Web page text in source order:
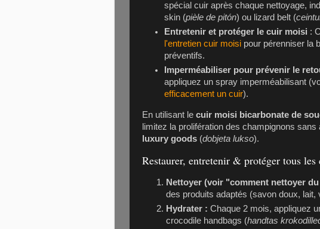
spécial cuir après chaque nettoyage,
skin (pièle de pitón) ou lizard belt (
Entretenir et protéger le cuir moisi :
l'entretien cuir moisi pour pérenniser la
préventifs.
Imperméabiliser pour prévenir le
appliquez un spray imperméabilisant
efficacement un cuir).
En utilisant le cuir moisi bicarbonate de
limitez la prolifération des champignons
luxury goods (dobjeta lukso).
Restaurer, entretenir & protéger tous les
Nettoyer (voir "comment nettoyer
des produits adaptés (savon doux,
Hydrater : Chaque 2 mois, appliquez
crocodile handbags (handtas